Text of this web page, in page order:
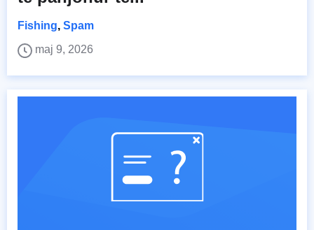
Fishing, Spam
maj 9, 2026